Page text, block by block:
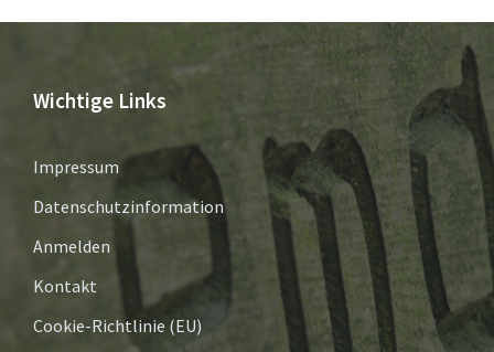
Wichtige Links
Impressum
Datenschutzinformation
Anmelden
Kontakt
Cookie-Richtlinie (EU)